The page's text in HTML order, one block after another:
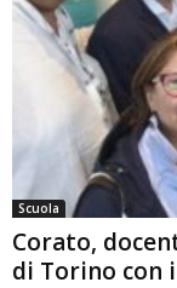
Scuola
Corato,
di Torino con